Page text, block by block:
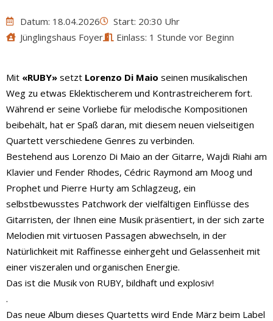
Datum: 18.04.2026
Start: 20:30 Uhr
Jünglingshaus Foyer
Einlass: 1 Stunde vor Beginn
Mit «RUBY» setzt Lorenzo Di Maio seinen musikalischen
Weg zu etwas Eklektischerem und Kontrastreicherem fort.
Während er seine Vorliebe für melodische Kompositionen
beibehält, hat er Spaß daran, mit diesem neuen vielseitigen
Quartett verschiedene Genres zu verbinden.
Bestehend aus Lorenzo Di Maio an der Gitarre, Wajdi Riahi am
Klavier und Fender Rhodes, Cédric Raymond am Moog und
Prophet und Pierre Hurty am Schlagzeug, ein
selbstbewusstes Patchwork der vielfältigen Einflüsse des
Gitarristen, der Ihnen eine Musik präsentiert, in der sich zarte
Melodien mit virtuosen Passagen abwechseln, in der
Natürlichkeit mit Raffinesse einhergeht und Gelassenheit mit
einer viszeralen und organischen Energie.
Das ist die Musik von RUBY, bildhaft und explosiv!
.
Das neue Album dieses Quartetts wird Ende März beim Label